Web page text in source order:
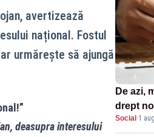
avertizează
național. Fostul
urmărește să ajungă
deasupra interesului
De azi,
drept
strică
Social·1